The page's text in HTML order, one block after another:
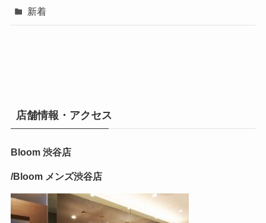
新着
店舗情報・アクセス
Bloom 渋谷店
/Bloom メンズ渋谷店